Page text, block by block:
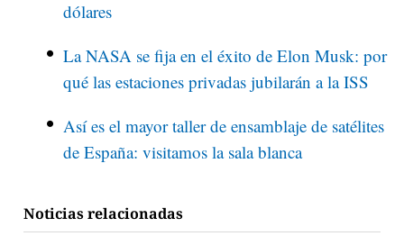
dólares
La NASA se fija en el éxito de Elon Musk: por
qué las estaciones privadas jubilarán a la ISS
Así es el mayor taller de ensamblaje de satélites
de España: visitamos la sala blanca
Noticias relacionadas